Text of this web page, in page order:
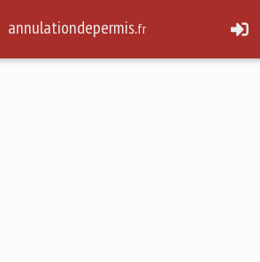
annulationdepermis.fr